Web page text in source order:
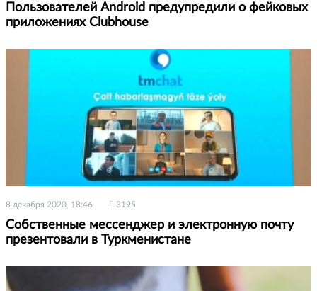
Пользователей Android предупредили о фейковых
приложениях Clubhouse
8 декабря 2020, 18:46 3195
Собственные мессенджер и электронную почту
презентовали в Туркменистане